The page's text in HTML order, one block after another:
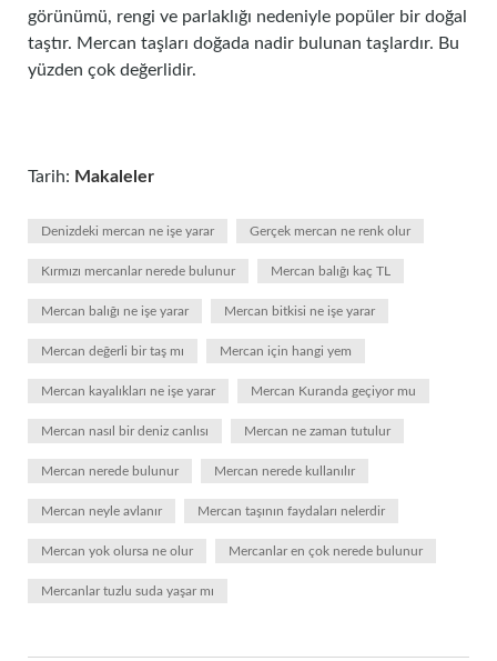
görünümü, rengi ve parlaklığı nedeniyle popüler bir doğal
taştır. Mercan taşları doğada nadir bulunan taşlardır. Bu
yüzden çok değerlidir.
Tarih: Makaleler
Denizdeki mercan ne işe yarar Gerçek mercan ne renk olur
Kırmızı mercanlar nerede bulunur Mercan balığı kaç TL
Mercan balığı ne işe yarar Mercan bitkisi ne işe yarar
Mercan değerli bir taş mı Mercan için hangi yem
Mercan kayalıkları ne işe yarar Mercan Kuranda geçiyor mu
Mercan nasıl bir deniz canlısı Mercan ne zaman tutulur
Mercan nerede bulunur Mercan nerede kullanılır
Mercan neyle avlanır Mercan taşının faydaları nelerdir
Mercan yok olursa ne olur Mercanlar en çok nerede bulunur
Mercanlar tuzlu suda yaşar mı